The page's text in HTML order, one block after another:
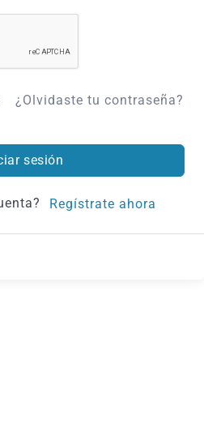
¿Olvidaste tu contraseña?
sesión
Regístrate ahora